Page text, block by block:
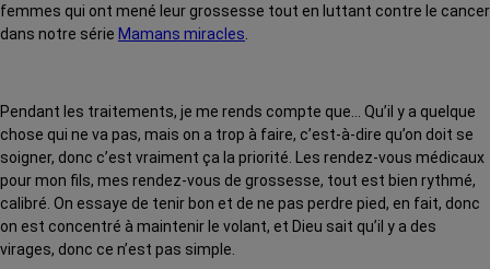
femmes qui ont mené leur grossesse tout en luttant contre le cancer
dans notre série Mamans miracles
Pendant les traitements, je me rends compte que… Qu’il y a quelque
chose qui ne va pas, mais on a trop à faire, c’est-à-dire qu’on doit se
soigner, donc c’est vraiment ça la priorité. Les rendez-vous médicaux
pour mon fils, mes rendez-vous de grossesse, tout est bien rythmé,
calibré. On essaye de tenir bon et de ne pas perdre pied, en fait, donc
on est concentré à maintenir le volant, et Dieu sait qu’il y a des
virages, donc ce n’est pas simple.